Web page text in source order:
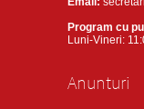
Program cu
Luni-Vineri:
Anunturi